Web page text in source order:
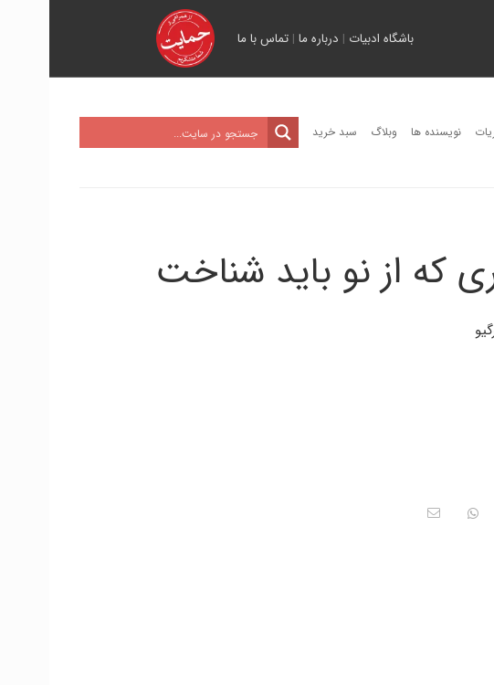
باشگاه ادبیات | درباره ما |تماس با ما
نویسنده ها وبلاگ سبد خرید
که از نو باید شناخت